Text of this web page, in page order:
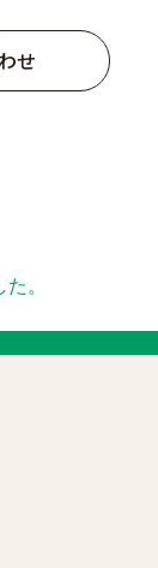
ス
せ
。